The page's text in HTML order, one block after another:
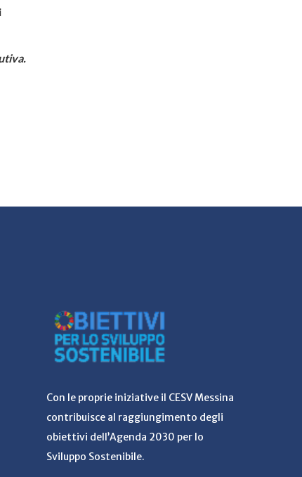
Con le proprie iniziative il CESV Messina
contribuisce al raggiungimento degli
obiettivi dell’Agenda 2030 per lo
Sviluppo Sostenibile.